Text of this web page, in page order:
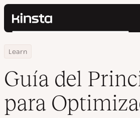
Kinsta®
Recursos
Buscar
Home
Centro de Recursos
Learn
Guía del Principiante para
Guía del
para